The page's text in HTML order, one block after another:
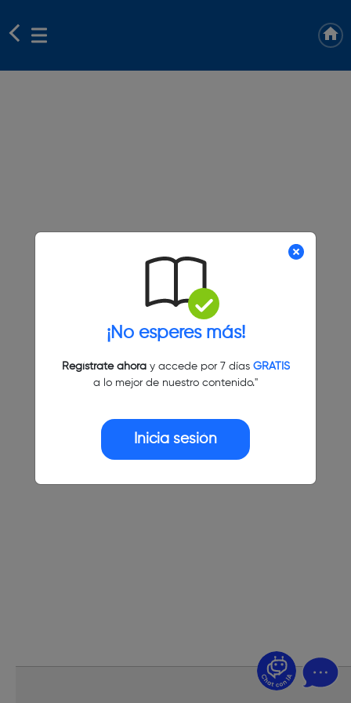
¡No esperes más!
Regístrate ahoray accede por 7 días GRATIS
a lo mejor de nuestro contenido."
Inicia sesión